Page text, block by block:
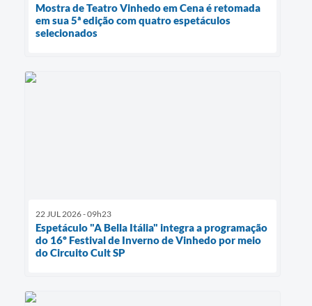
Mostra de Teatro Vinhedo em Cena é retomada
em sua 5ª edição com quatro espetáculos
selecionados
22 JUL 2026 - 09h23
Espetáculo "A Bella Itália" integra a programação
do 16º Festival de Inverno de Vinhedo por meio
do Circuito Cult SP